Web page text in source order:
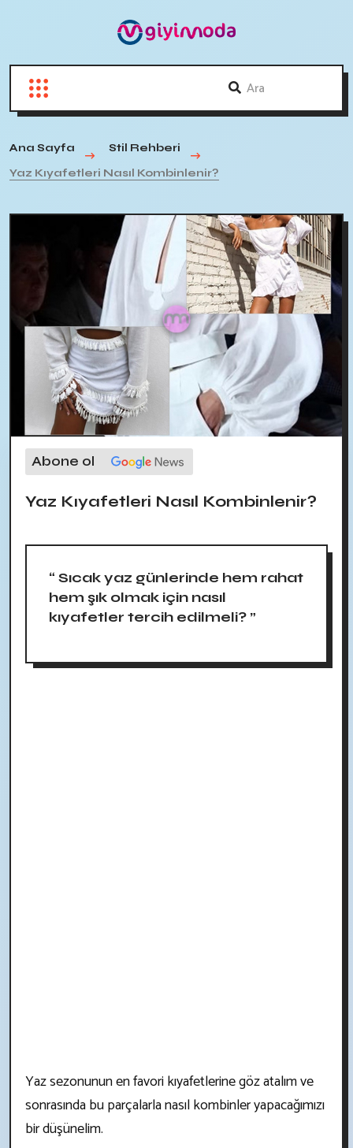
Ana Sayfa
Stil Rehberi
Yaz Kıyafetleri Nasıl Kombinlenir?
Abone ol
Yaz Kıyafetleri Nasıl Kombinlenir?
“ Sıcak yaz günlerinde hem rahat
hem şık olmak için nasıl
kıyafetler tercih edilmeli? ”
Yaz sezonunun en favori kıyafetlerine göz atalım ve
sonrasında bu parçalarla nasıl kombinler yapacağımızı
bir düşünelim.